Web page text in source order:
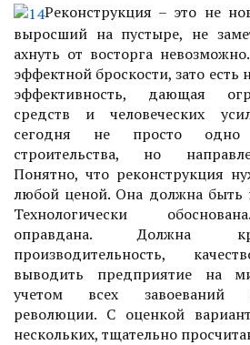
Реконструкция – это не
выросший на пустыре, не
ахнуть от восторга
эффектной броскости, зато
эффективность, дающая
средств и человеческих
сегодня не просто одно
строительства, но
Понятно, что реконструкция
любой ценой. Она должна быть
Технологически
оправдана. Должна
производительность,
выводить предприятие на
учетом всех завоеваний
революции. С оценкой
нескольких, тщательно